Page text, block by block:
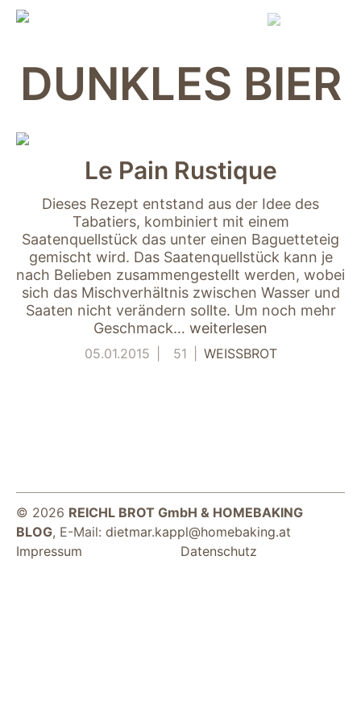
Skip
DUNKLES BIER
Le Pain Rustique
Dieses Rezept entstand aus der Idee des
Tabatiers, kombiniert mit einem
Saatenquellstück das unter einen Baguetteteig
gemischt wird. Das Saatenquellstück kann je
nach Belieben zusammengestellt werden, wobei
sich das Mischverhältnis zwischen Wasser und
Saaten nicht verändern sollte. Um noch mehr
Geschmack… weiterlesen
05.01.2015 51 WEISSBROT
© 2026 REICHL BROT GmbH & HOMEBAKING
BLOG, E-Mail: dietmar.kappl@homebaking.at
Impressum
Datenschutz
Notwendig
sind für die